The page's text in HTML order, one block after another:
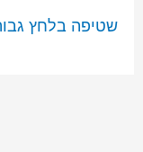
שטיפה בלחץ